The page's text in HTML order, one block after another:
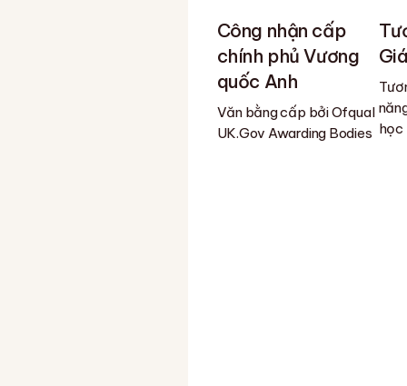
Công nhận cấp
chính phủ Vương
quốc Anh
Văn bằng cấp bởi Ofqual
UK.Gov Awarding Bodies học